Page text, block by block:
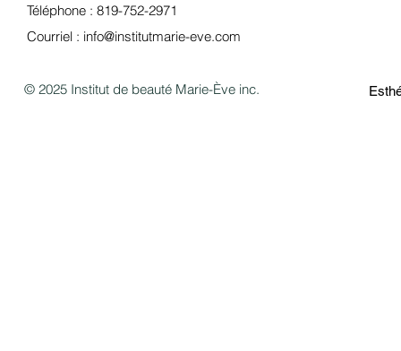
Téléphone : 819-752-2971
Courriel : info@institutmarie-eve.com
© 2025 Institut de beauté Marie-Ève inc.